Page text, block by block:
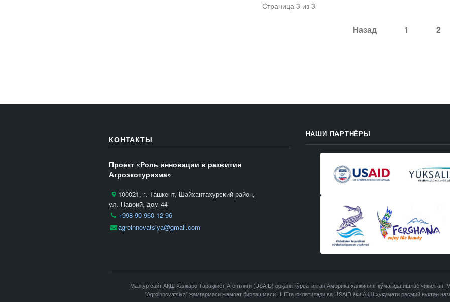
Страница 3 из 3
Назад 1 2
КОНТАКТЫ
Проект «Роль инновации в развитии
Агроэкотуризма»
100021, г. Ташкент, Шайхантахурский район,
ул. Навоий, дом 44
+998 90 960 12 96
agroinnovatsiya@gmail.com
НАШИ ПАРТНЁРЫ
Мазкур сайт АҚШ Халқаро Тараққиёт Агентлиги (USAID) орқали кўрсатилган Америка халқининг кўмагида ишлаб
"Agroinnovatsiya" жамғармаси жамоат бирлашмаси ННТга юклатилади ва USAID ёки АҚШ ҳукумати расмий нуқтаи